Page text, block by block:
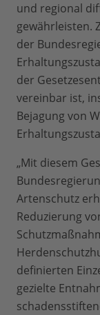
und regional
gewährleisten.
der
der
vereinbar ist,
Bejagung von
„Mit diesem
Artenschutz
Reduzierung
definierten
gezielte